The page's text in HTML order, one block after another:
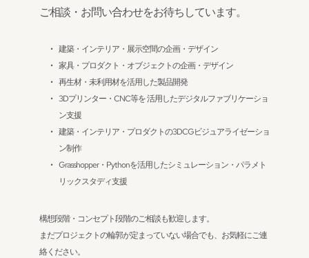
ご相談・お問い合わせをお待ちしています。
建築・インテリア・展示空間の企画・デザイン
家具・プロダクト・オブジェクトの企画・デザイン
再生材・未利用材を活用した製品開発
3Dプリンター・CNC等を 活用したデジタルファブリケーショ
ン支援
建築・インテリア・プロダクトの3DCGビジュアライゼーショ
ン制作
Grasshopper・Pythonを活用したシミュレーション・パラメト
リックスタディ支援
構想段階・コンセプト段階のご相談も歓迎します。
まだプロジェクトの輪郭が定まっていない場合でも、お気軽にご連
絡ください。